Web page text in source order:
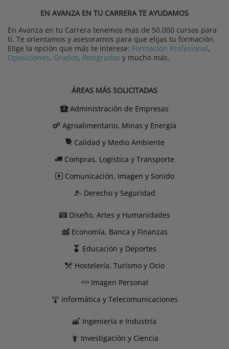
EN AVANZA EN TU CARRERA TE AYUDAMOS
En Avanza en tu Carrera tenemos más de 50.000 cursos para
ti. Te orientamos y asesoramos para que elijas tu formación.
Elige la opción que más te interese: Formación Profesional,
Oposiciones, Grados, Postgrados y mucho más.
ÁREAS MÁS SOLICITADAS
Administración de Empresas
Agroalimentario, Minas y Energía
Calidad y Medio Ambiente
Compras, Logística y Transporte
Comunicación, Imagen y Sonido
Derecho y Seguridad
Diseño, Artes y Humanidades
Economía, Banca y Finanzas
Educación y Deportes
Hostelería, Turismo y Ocio
Imagen Personal
Informática y Telecomunicaciones
Ingeniería e Industria
Investigación y Ciencia